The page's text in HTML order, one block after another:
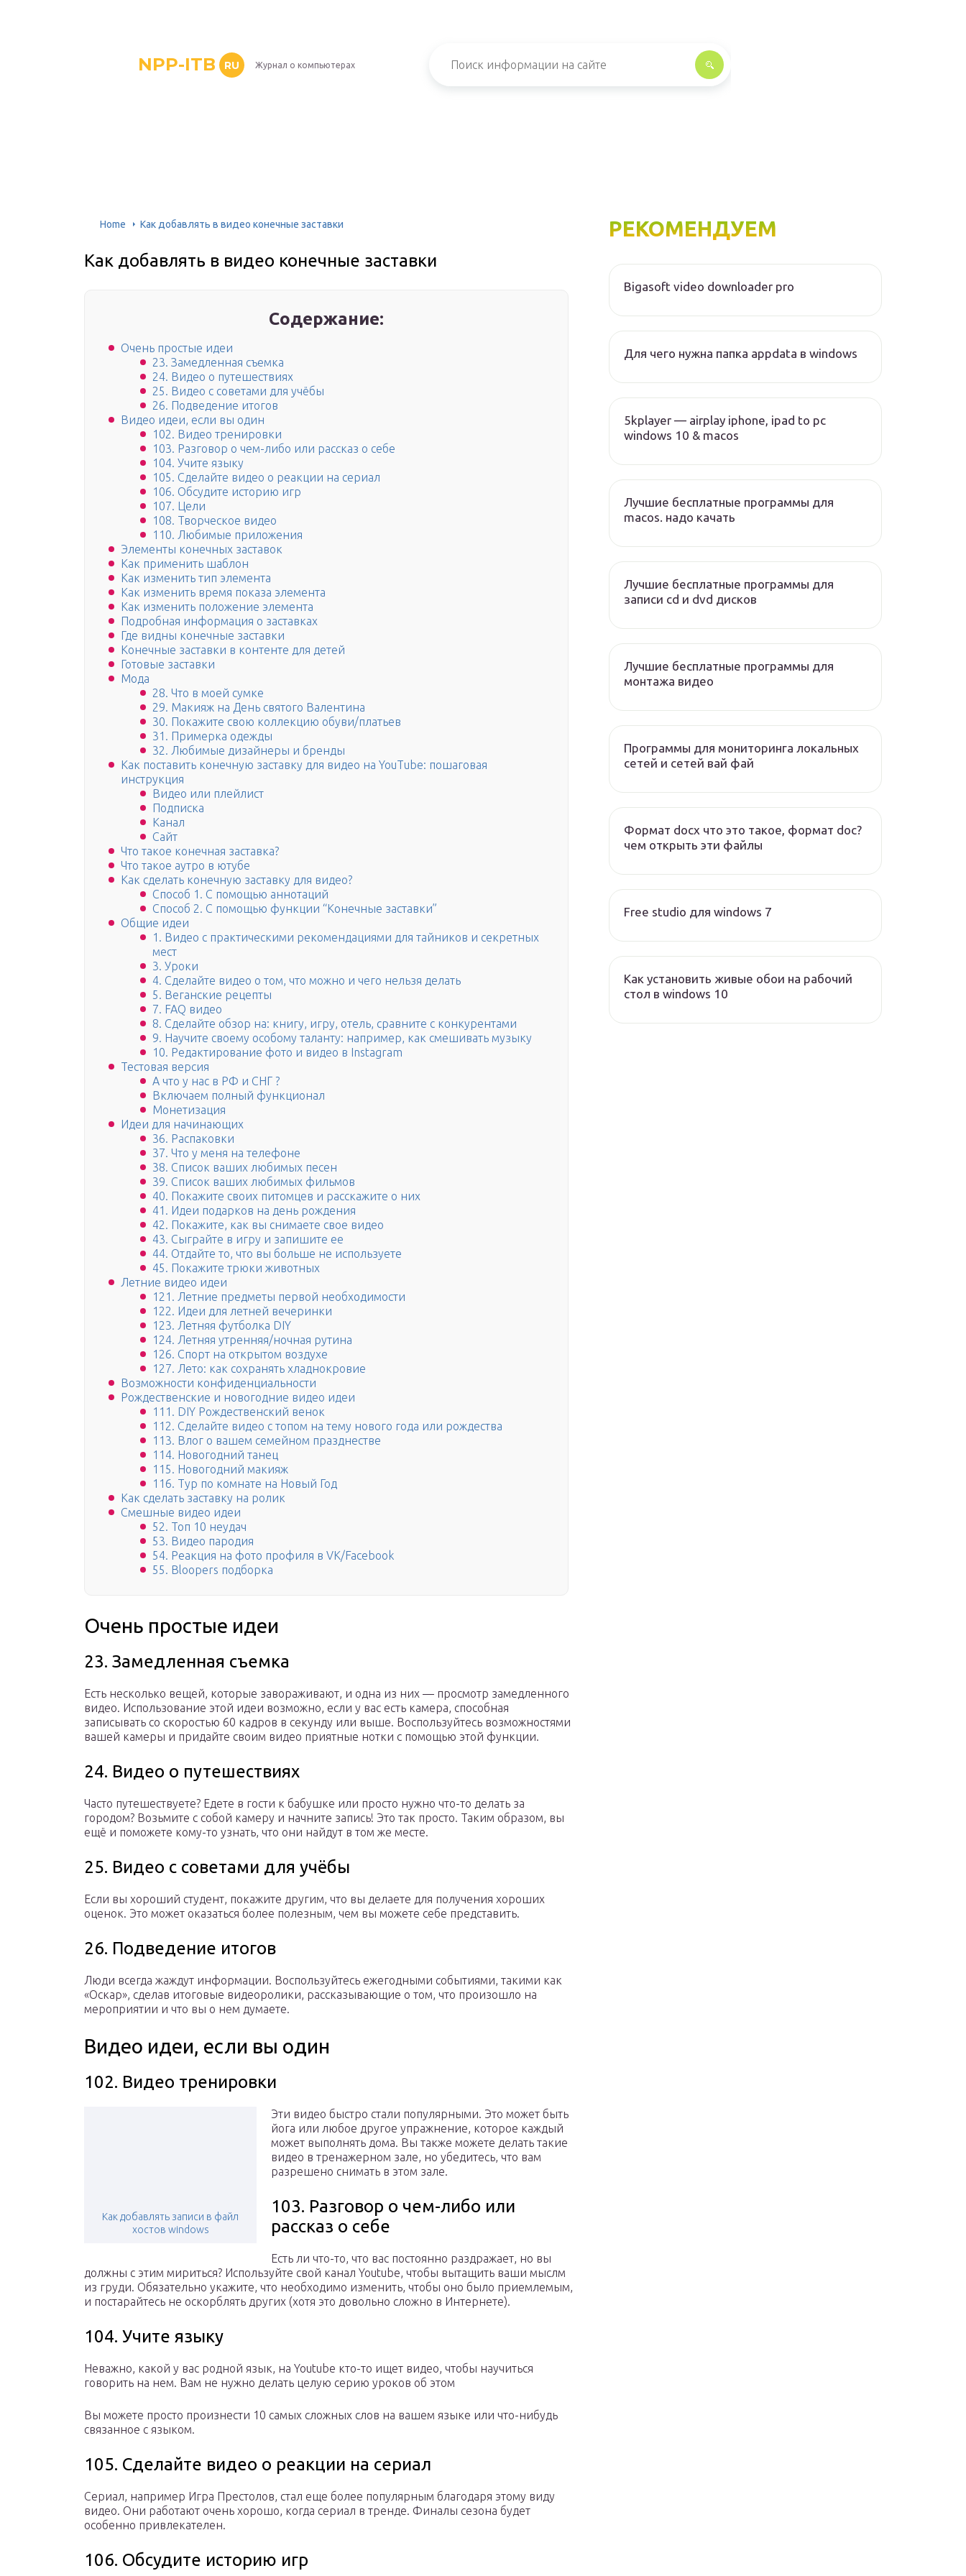
NPP-ITB RU Журнал о компьютерах
Home Как добавлять в видео конечные заставки
Как добавлять в видео конечные заставки
Содержание:
Очень простые идеи
23. Замедленная съемка
24. Видео о путешествиях
25. Видео с советами для учёбы
26. Подведение итогов
Видео идеи, если вы один
102. Видео тренировки
103. Разговор о чем-либо или рассказ о себе
104. Учите языку
105. Сделайте видео о реакции на сериал
106. Обсудите историю игр
107. Цели
108. Творческое видео
110. Любимые приложения
Элементы конечных заставок
Как применить шаблон
Как изменить тип элемента
Как изменить время показа элемента
Как изменить положение элемента
Подробная информация о заставках
Где видны конечные заставки
Конечные заставки в контенте для детей
Готовые заставки
Мода
28. Что в моей сумке
29. Макияж на День святого Валентина
30. Покажите свою коллекцию обуви/платьев
31. Примерка одежды
32. Любимые дизайнеры и бренды
Как поставить конечную заставку для видео на YouTube: пошаговая
инструкция
Видео или плейлист
Подписка
Канал
Сайт
Что такое конечная заставка?
Что такое аутро в ютубе
Как сделать конечную заставку для видео?
Способ 1. С помощью аннотаций
Способ 2. С помощью функции “Конечные заставки”
Общие идеи
1. Видео с практическими рекомендациями для тайников и секретных
мест
3. Уроки
4. Сделайте видео о том, что можно и чего нельзя делать
5. Веганские рецепты
7. FAQ видео
8. Сделайте обзор на: книгу, игру, отель, сравните с конкурентами
9. Научите своему особому таланту: например, как смешивать музыку
10. Редактирование фото и видео в Instagram
Тестовая версия
А что у нас в РФ и СНГ ?
Включаем полный функционал
Монетизация
Идеи для начинающих
36. Распаковки
37. Что у меня на телефоне
38. Список ваших любимых песен
39. Список ваших любимых фильмов
40. Покажите своих питомцев и расскажите о них
41. Идеи подарков на день рождения
42. Покажите, как вы снимаете свое видео
43. Сыграйте в игру и запишите ее
44. Отдайте то, что вы больше не используете
45. Покажите трюки животных
Летние видео идеи
121. Летние предметы первой необходимости
122. Идеи для летней вечеринки
123. Летняя футболка DIY
124. Летняя утренняя/ночная рутина
126. Спорт на открытом воздухе
127. Лето: как сохранять хладнокровие
Возможности конфиденциальности
Рождественские и новогодние видео идеи
111. DIY Рождественский венок
112. Сделайте видео с топом на тему нового года или рождества
113. Влог о вашем семейном празднестве
114. Новогодний танец
115. Новогодний макияж
116. Тур по комнате на Новый Год
Как сделать заставку на ролик
Смешные видео идеи
52. Топ 10 неудач
53. Видео пародия
54. Реакция на фото профиля в VK/Facebook
55. Bloopers подборка
Очень простые идеи
23. Замедленная съемка
Есть несколько вещей, которые завораживают, и одна из них — просмотр замедленного
видео. Использование этой идеи возможно, если у вас есть камера, способная
записывать со скоростью 60 кадров в секунду или выше. Воспользуйтесь возможностями
вашей камеры и придайте своим видео приятные нотки с помощью этой функции.
24. Видео о путешествиях
Часто путешествуете? Едете в гости к бабушке или просто нужно что-то делать за
городом? Возьмите с собой камеру и начните запись! Это так просто. Таким образом, вы
ещё и поможете кому-то узнать, что они найдут в том же месте.
25. Видео с советами для учёбы
Если вы хороший студент, покажите другим, что вы делаете для получения хороших
оценок. Это может оказаться более полезным, чем вы можете себе представить.
26. Подведение итогов
Люди всегда жаждут информации. Воспользуйтесь ежегодными событиями, такими как
«Оскар», сделав итоговые видеоролики, рассказывающие о том, что произошло на
мероприятии и что вы о нем думаете.
Видео идеи, если вы один
102. Видео тренировки
Как добавлять записи в файл
хостов windows
Эти видео быстро стали популярными. Это может быть
йога или любое другое упражнение, которое каждый
может выполнять дома. Вы также можете делать такие
видео в тренажерном зале, но убедитесь, что вам
разрешено снимать в этом зале.
103. Разговор о чем-либо или
рассказ о себе
Есть ли что-то, что вас постоянно раздражает, но вы
должны с этим мириться? Используйте свой канал Youtube, чтобы вытащить ваши мыслм
из груди. Обязательно укажите, что необходимо изменить, чтобы оно было приемлемым,
и постарайтесь не оскорблять других (хотя это довольно сложно в Интернете).
104. Учите языку
Неважно, какой у вас родной язык, на Youtube кто-то ищет видео, чтобы научиться
говорить на нем. Вам не нужно делать целую серию уроков об этом
Вы можете просто произнести 10 самых сложных слов на вашем языке или что-нибудь
связанное с языком.
105. Сделайте видео о реакции на сериал
Сериал, например Игра Престолов, стал еще более популярным благодаря этому виду
видео. Они работают очень хорошо, когда сериал в тренде. Финалы сезона будет
особенно привлекателен.
106. Обсудите историю игр
РЕКОМЕНДУЕМ
Bigasoft video downloader pro
Для чего нужна папка appdata в windows
5kplayer — airplay iphone, ipad to pc
windows 10 & macos
Лучшие бесплатные программы для
macos. надо качать
Лучшие бесплатные программы для
записи cd и dvd дисков
Лучшие бесплатные программы для
монтажа видео
Программы для мониторинга локальных
сетей и сетей вай фай
Формат docx что это такое, формат doc?
чем открыть эти файлы
Free studio для windows 7
Как установить живые обои на рабочий
стол в windows 10